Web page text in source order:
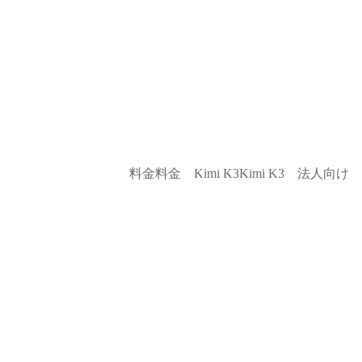
料金料金 Kimi K3Kimi K3 法人向け